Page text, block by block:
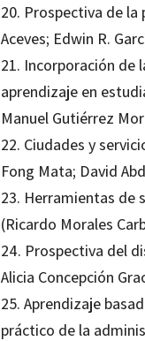
20. Prospectiva de
Aceves; Edwin R.
21. Incorporación de
aprendizaje en
Manuel Gutiérrez
22. Ciudades y
Fong Mata; David
23. Herramientas de
(Ricardo Morales
24. Prospectiva del
Alicia Concepción
25. Aprendizaje
práctico de la